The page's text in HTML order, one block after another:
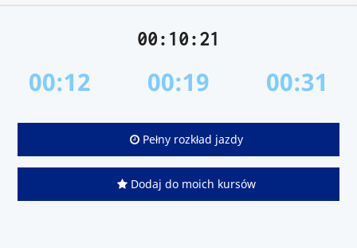
00:10:21
00:12 00:19 00:31
Pełny rozkład jazdy
Dodaj do moich kursów